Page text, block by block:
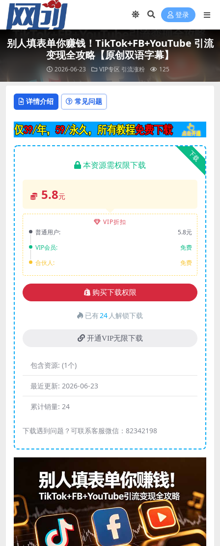
登录
别人填表单你赚钱！TikTok+FB+YouTube 引流
变现全攻略【原创双语字幕】
2026-06-23 VIP专区 引流涨粉 125
详情介绍 常见问题
下载
本资源需权限下载
5.8元
VIP折扣
普通用户:
5.8元
VIP会员:
免费
合伙人:
免费
购买下载权限
已有24 人解锁下载
开通VIP无限下载
包含资源: (1个)
最近更新: 2026-06-23
累计销量: 24
下载遇到问题？可联系客服微信：82342198